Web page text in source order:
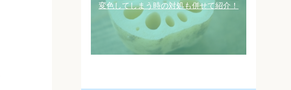
変色してしまう時の対処も併せて紹介！